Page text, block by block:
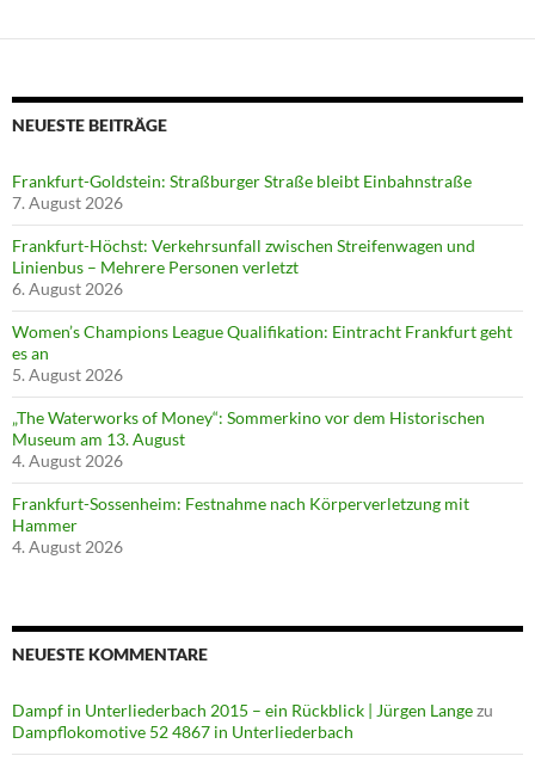
NEUESTE BEITRÄGE
Frankfurt-Goldstein: Straßburger Straße bleibt Einbahnstraße
7. August 2026
Frankfurt-Höchst: Verkehrsunfall zwischen Streifenwagen und
Linienbus – Mehrere Personen verletzt
6. August 2026
Women’s Champions League Qualifikation: Eintracht Frankfurt geht
es an
5. August 2026
„The Waterworks of Money“: Sommerkino vor dem Historischen
Museum am 13. August
4. August 2026
Frankfurt-Sossenheim: Festnahme nach Körperverletzung mit
Hammer
4. August 2026
NEUESTE KOMMENTARE
Dampf in Unterliederbach 2015 – ein Rückblick | Jürgen Langezu
Dampflokomotive 52 4867 in Unterliederbach